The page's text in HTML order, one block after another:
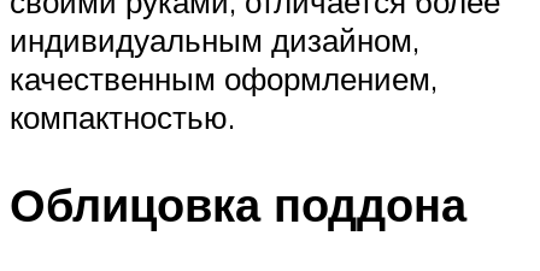
индивидуальным дизайном,
качественным оформлением,
компактностью.
Облицовка поддона